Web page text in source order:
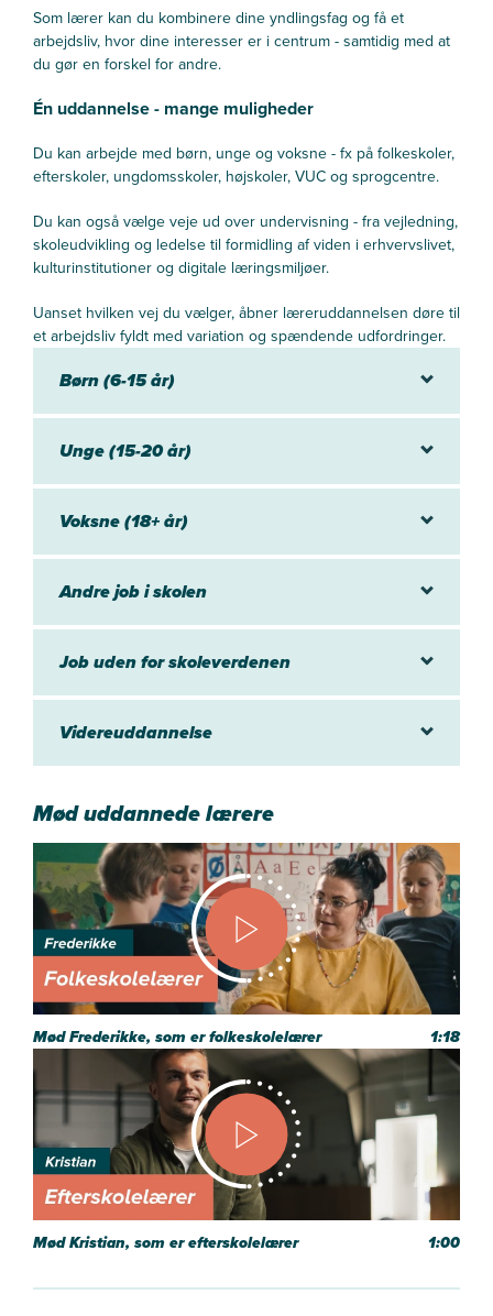
Som lærer kan du kombinere dine yndlingsfag og få et
arbejdsliv, hvor dine interesser er i centrum - samtidig med at
du gør en forskel for andre.
Én uddannelse - mange muligheder
Du kan arbejde med børn, unge og voksne - fx på folkeskoler,
efterskoler, ungdomsskoler, højskoler, VUC og sprogcentre.
Du kan også vælge veje ud over undervisning - fra vejledning,
skoleudvikling og ledelse til formidling af viden i erhvervslivet,
kulturinstitutioner og digitale læringsmiljøer.
Uanset hvilken vej du vælger, åbner læreruddannelsen døre til
et arbejdsliv fyldt med variation og spændende udfordringer.
Børn (6-15 år)
Unge (15-20 år)
Voksne (18+ år)
Andre job i skolen
Job uden for skoleverdenen
Videreuddannelse
Mød uddannede lærere
Mød Frederikke, som er folkeskolelærer 1:18
Mød Kristian, som er efterskolelærer 1:00